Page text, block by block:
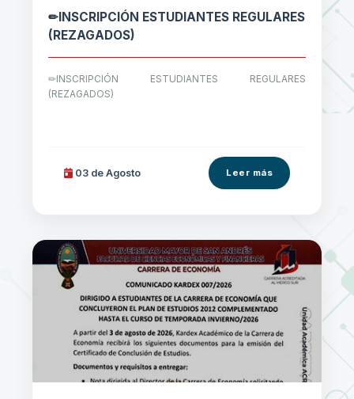
✏INSCRIPCIÓN ESTUDIANTES REGULARES
(REZAGADOS)
✏INSCRIPCIÓN ESTUDIANTES REGULARES
(REZAGADOS)
03 de Agosto Leer más